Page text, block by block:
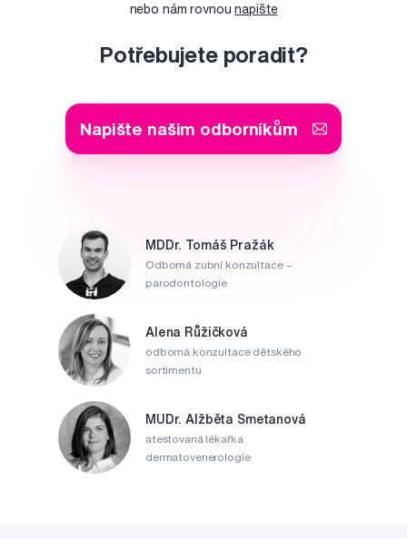
nebo nám rovnounapište
Potřebujete poradit?
Napište našim odborníkům
MDDr. Tomáš Pražák
Odborná zubní konzultace –
parodontologie
Alena Růžičková
odborná konzultace dětského
sortimentu
MUDr. Alžběta Smetanová
atestovaná lékařka
dermatovenerologie